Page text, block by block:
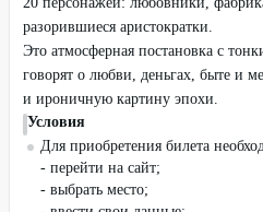
разорившиеся аристократки.
Это атмосферная постановка с
говорят о любви, деньгах, быте и
и ироничную картину эпохи.
Условия
Для приобретения билета
- перейти на сайт;
- выбрать место;